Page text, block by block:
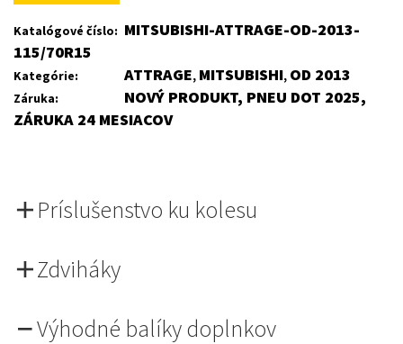
164,54 €.
150,32 €.
Katalógové číslo: MITSUBISHI-ATTRAGE-OD-2013-
115/70R15
Kategórie: ATTRAGE, MITSUBISHI, OD 2013
Záruka:
NOVÝ PRODUKT, PNEU DOT 2025,
ZÁRUKA 24 MESIACOV
Príslušenstvo ku kolesu
Zdviháky
Výhodné balíky doplnkov